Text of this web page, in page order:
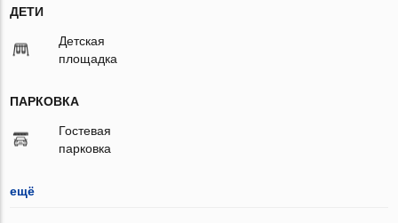
ДЕТИ
Детская
площадка
ПАРКОВКА
Гостевая
парковка
ещё